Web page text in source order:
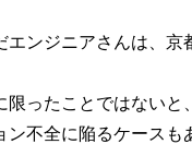
ンジニアさんは、
限ったことではない
不全に陥るケース